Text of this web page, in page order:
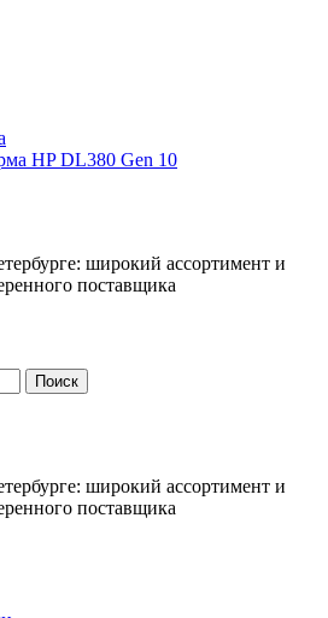
HP DL380 Gen 10
широкий ассортимент и
поставщика
широкий ассортимент и
поставщика